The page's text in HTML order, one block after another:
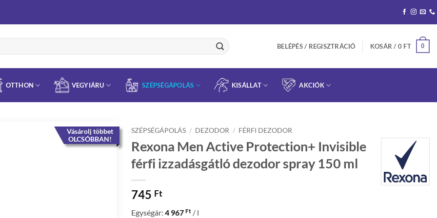
BELÉPÉS / REGISZTRÁCIÓ KOSÁR / 0 FT 0
OTTHON VEGYIÁRU SZÉPSÉGÁPOLÁS KISÁLLAT AKCIÓK
Vásárolj többet
OLCSÓBBAN!
SZÉPSÉGÁPOLÁS / DEZODOR / FÉRFI DEZODOR
Rexona Men Active Protection+ Invisible
férfi izzadásgátló dezodor spray 150 ml
745 Ft
Egységár: 4 967 Ft / l